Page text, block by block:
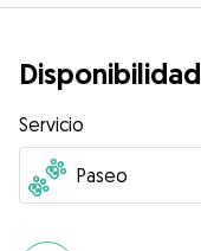
Disponibilidad
Servicio